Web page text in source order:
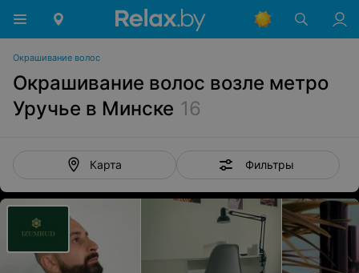
Окрашивание волос
Окрашивание волос возле метро
Уручье в Минске 16
Карта Фильтры